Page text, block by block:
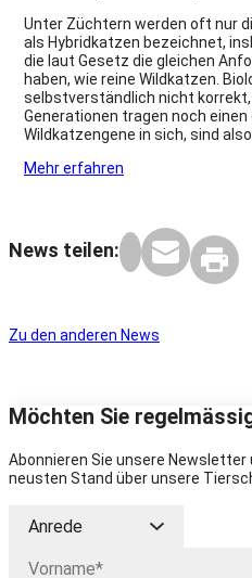
Unter Züchtern werden oft nur
als Hybridkatzen bezeichnet,
die laut Gesetz die gleichen
haben, wie reine Wildkatzen.
selbstverständlich nicht
Generationen tragen noch einen
Wildkatzengene in sich, sind
Mehr erfahren
News teilen:
Zu den anderen News
Möchten Sie
Abonnieren Sie unsere
neusten Stand über unsere